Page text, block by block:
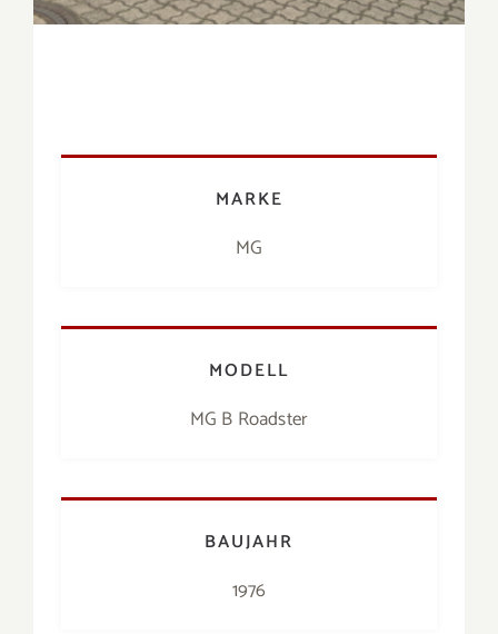
MARKE
MG
MODELL
MG B Roadster
BAUJAHR
1976